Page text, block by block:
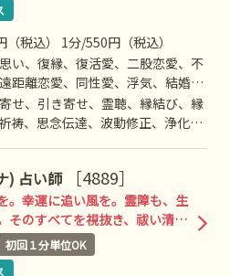
税込） 1分/550円（税込）
い、復縁、復活愛、二股恋愛、不
距離恋愛、同性愛、浮気、結婚、
、家庭/家族問題、親子、育児、
っ越し、仕事全般、適職、経営、
せ、引き寄せ、霊聴、縁結び、縁
祷、思念伝達、波動修正、浄化、
、スピチュアルカウンセリング、
ヒーリング、オーラ、前世/過去
先祖供養、過去世供養、死者との
交信、アニマルコミュニケーショ
ーディング、アカシックレコー
) 占い師 ［4889］
。幸運に追い風を。霊障も、生
そのすべてを視抜き、祓い清め
視
初回１分単位OK